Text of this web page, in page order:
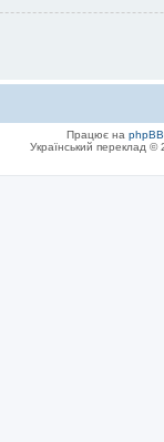
Працює на phpBB
Український переклад ©